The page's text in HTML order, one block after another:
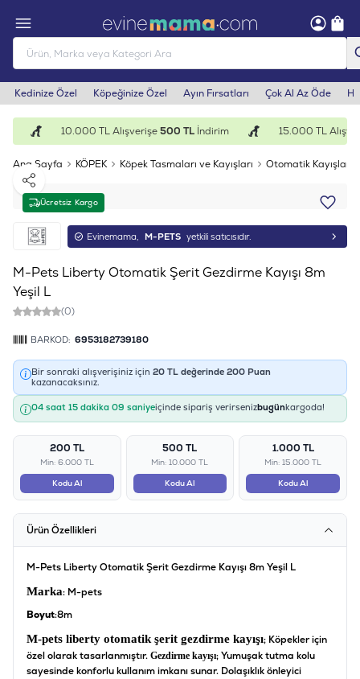
Kedinize Özel Köpeğinize Özel Ayın Fırsatları Çok Al Az Öde
10.000 TL Alışverişe500 TLİndirim 15.000 TL
Ana Sayfa KÖPEK Köpek Tasmaları ve Kayışları Otomatik Kayışlar
Ücretsiz Kargo
Paylaş
Evinemama, M-PETS yetkili satıcısıdır.
M-Pets Liberty Otomatik Şerit Gezdirme Kayışı 8m
Yeşil L
(0)
BARKOD: 6953182739180
Bir sonraki alışverişiniz için 20 TL değerinde 200 Puan
kazanacaksınız.
04 saat 15 dakika 09 saniyeiçinde sipariş verirsenizbugünkargoda!
200 TL
Min: 6.000 TL
Kodu Al
500 TL
Min: 10.000 TL
Kodu Al
1.000 TL
Min: 15.000 TL
Kodu Al
Ürün Özellikleri
M-Pets Liberty Otomatik Şerit Gezdirme Kayışı 8m Yeşil L
Marka: M-pets
Boyut:8m
M-pets liberty otomatik şerit gezdirme kayışı; Köpekler için
özel olarak tasarlanmıştır. Gezdirme kayışı; Yumuşak tutma kolu
sayesinde konforlu kullanım imkanı sunar. Dolaşıklık önleyici